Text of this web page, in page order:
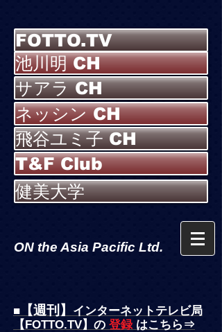
FOTTO.TV
池川明 CH
サアラ CH
ネッシン CH
飛谷ユミ子 CH
T&F Club
健美大学
ON the Asia Pacific Ltd.
■ 【週刊】
インターネットテレビ局
【FOTTO.TV】の 登録 はこちら⇒